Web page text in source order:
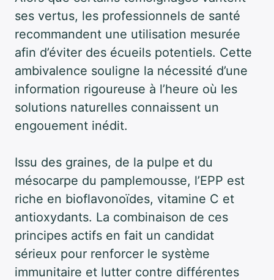
ses vertus, les professionnels de santé
recommandent une utilisation mesurée
afin d’éviter des écueils potentiels. Cette
ambivalence souligne la nécessité d’une
information rigoureuse à l’heure où les
solutions naturelles connaissent un
engouement inédit.
Issu des graines, de la pulpe et du
mésocarpe du pamplemousse, l’EPP est
riche en bioflavonoïdes, vitamine C et
antioxydants. La combinaison de ces
principes actifs en fait un candidat
sérieux pour renforcer le système
immunitaire et lutter contre différentes